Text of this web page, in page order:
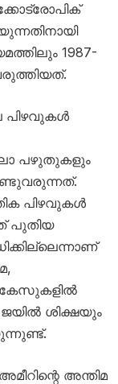
1987-
പിഴവുകൾ
പഴുതുകളും
പിഴവുകൾ
പുതിയ
കേസുകളിൽ
ശിക്ഷയും
അന്തിമ